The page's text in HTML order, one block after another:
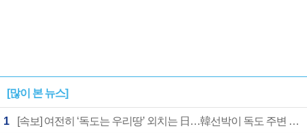
[많이 본 뉴스]
1 [속보] 여전히 ‘독도는 우리땅’ 외치는 日…韓선박이 독도 주변 해양조사 활동하자 반발